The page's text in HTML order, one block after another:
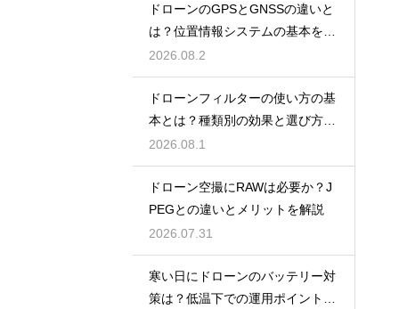
ドローンのGPSとGNSSの違いと
は？位置情報システムの基本を解
説
2026.08.2
ドローンフィルターの使い方の基
本とは？種類別の効果と選び方を
解説
2026.08.1
ドローン空撮にRAWは必要か？J
PEGとの違いとメリットを解説
2026.07.31
寒い日にドローンのバッテリー対
策は？低温下での運用ポイントと